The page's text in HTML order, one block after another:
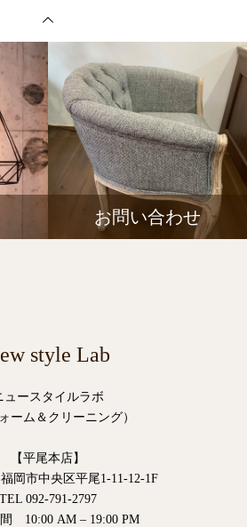
お問い合わせ
style Lab
ュースタイルラボ
ーム＆クリーニング）
【平尾本店】
福岡市中央区平尾1-11-12-1F
TEL 092-791-2797
10:00 AM – 19:00 PM